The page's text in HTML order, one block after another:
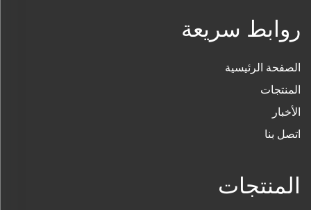
روابط سريعة
الصفحة الرئيسية
المنتجات
الأخبار
اتصل بنا
المنتجات